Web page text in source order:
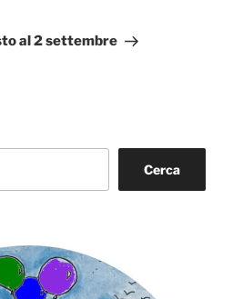
al 2 settembre
Cerca